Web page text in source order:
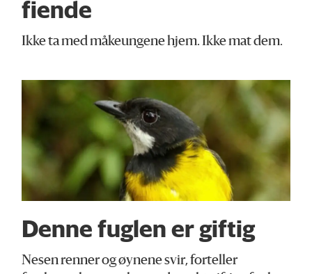
fiende
Ikke ta med måkeungene hjem. Ikke mat dem.
Denne fuglen er giftig
Nesen renner og øynene svir, forteller